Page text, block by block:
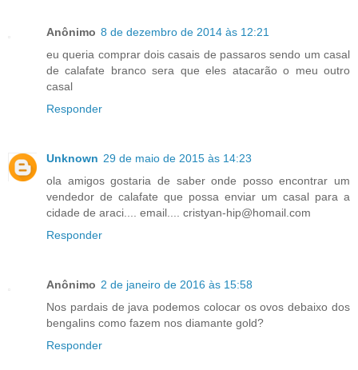
Anônimo 8 de dezembro de 2014 às 12:21
eu queria comprar dois casais de passaros sendo um casal
de calafate branco sera que eles atacarão o meu outro
casal
Responder
Unknown 29 de maio de 2015 às 14:23
ola amigos gostaria de saber onde posso encontrar um
vendedor de calafate que possa enviar um casal para a
cidade de araci.... email.... cristyan-hip@homail.com
Responder
Anônimo 2 de janeiro de 2016 às 15:58
Nos pardais de java podemos colocar os ovos debaixo dos
bengalins como fazem nos diamante gold?
Responder